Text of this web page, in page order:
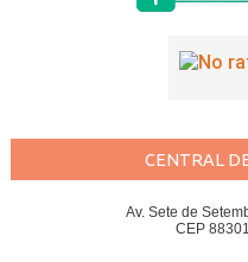
CENTRAL
Av. Sete de
CEP